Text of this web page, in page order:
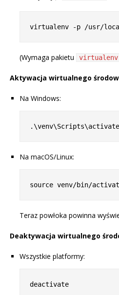
(Wymaga pakietu virtualenv
Aktywacja wirtualnego
Na Windows:
Na macOS/Linux:
Teraz powłoka powinna
Deaktywacja wirtualnego
Wszystkie platformy: